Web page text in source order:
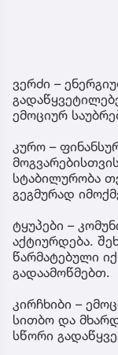
ვერძი –
ემოციურ
კურო –
სტაბილურობა
გეგმურად
ტყუპები –
აქტიურდება.
წარმატებული
გადაამოწმებთ.
კირჩხიბი –
სითბო და
სწორი